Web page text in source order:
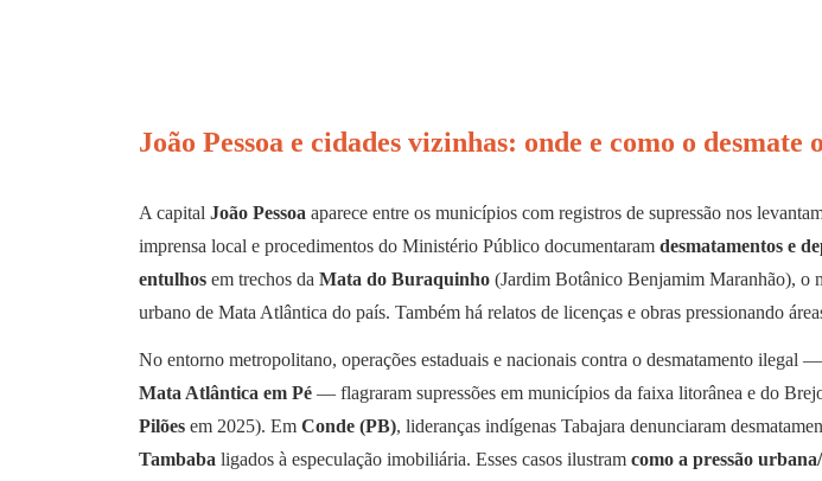
João Pessoa e cidades vizinhas: onde e como o desmate
A capital João Pessoa aparece entre os municípios com registros de supressão nos
imprensa local e procedimentos do Ministério Público documentaram desmatamentos e
entulhos em trechos da Mata do Buraquinho (Jardim Botânico Benjamim Maranhão), o
urbano de Mata Atlântica do país. Também há relatos de licenças e obras pressionando
No entorno metropolitano, operações estaduais e nacionais contra o desmatamento ilegal
Mata Atlântica em Pé — flagraram supressões em municípios da faixa litorânea e do
Pilões em 2025). Em Conde (PB), lideranças indígenas Tabajara denunciaram
Tambaba ligados à especulação imobiliária. Esses casos ilustram como a pressão